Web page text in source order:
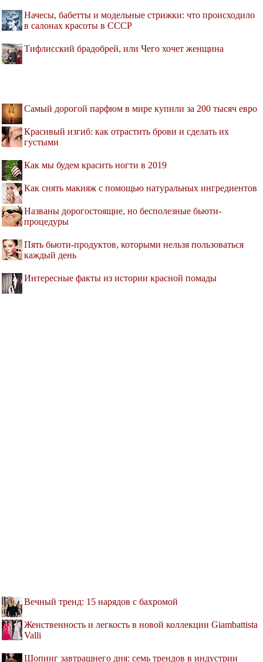
Начесы, бабетты и модельные стрижки: что происходило
в салонах красоты в СССР
Тифлисский брадобрей, или Чего хочет женщина
Самый дорогой парфюм в мире купили за 200 тысяч евро
Красивый изгиб: как отрастить брови и сделать их
густыми
Как мы будем красить ногти в 2019
Как снять макияж с помощью натуральных ингредиентов
Названы дорогостоящие, но бесполезные бьюти-
процедуры
Пять бьюти-продуктов, которыми нельзя пользоваться
каждый день
Интересные факты из истории красной помады
Вечный тренд: 15 нарядов с бахромой
Женственность и легкость в новой коллекции Giambattista
Valli
Шопинг завтрашнего дня: семь трендов в индустрии